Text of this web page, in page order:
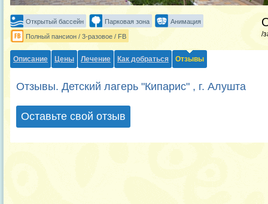
Открытый бассейн Парковая зона Анимация
Полный пансион / 3-разовое / FB /
Описание Цены Лечение Как добраться Отзывы
Отзывы. Детский лагерь "Кипарис" , г. Алушта
Оставьте свой отзыв